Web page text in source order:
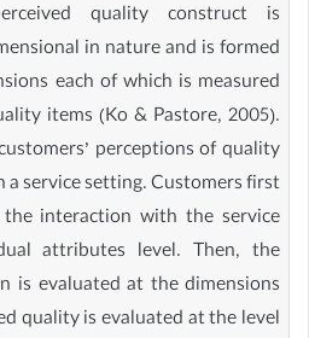
quality construct is
in nature and is formed
each of which is measured
items (Ko & Pastore, 2005).
perceptions of quality
a service setting. Customers first
interaction with the service
attributes level. Then, the
is evaluated at the dimensions
quality is evaluated at the level